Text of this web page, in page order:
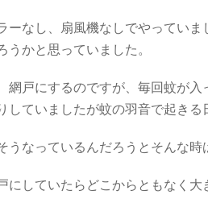
ーなし、扇風機なしでやってい
うかと思っていました。
網戸にするのですが、毎回蚊が入
していましたが蚊の羽音で起きる
うなっているんだろうとそんな時
にしていたらどこからともなく